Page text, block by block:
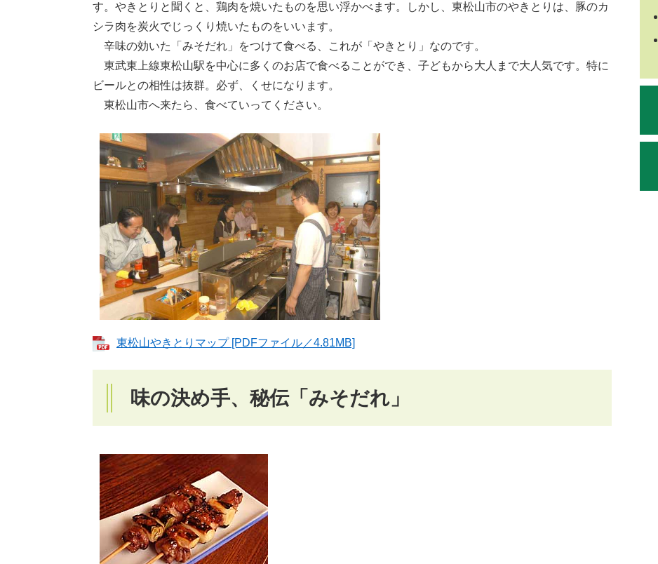
す。やきとりと聞くと、鶏肉を焼いたものを思い浮かべます。しかし、東松山市のやきとりは、豚のカ
シラ肉を炭火でじっくり焼いたものをいいます。
辛味の効いた「みそだれ」をつけて食べる、これが「やきとり」なのです。
東武東上線東松山駅を中心に多くのお店で食べることができ、子どもから大人まで大人気です。特に
ビールとの相性は抜群。必ず、くせになります。
東松山市へ来たら、食べていってください。
東松山やきとりマップ [PDFファイル／4.81MB]
味の決め手、秘伝「みそだれ」